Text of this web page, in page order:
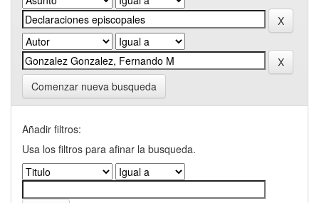
Comenzar nueva busqueda
Añadir filtros:
Usa los filtros para afinar la busqueda.